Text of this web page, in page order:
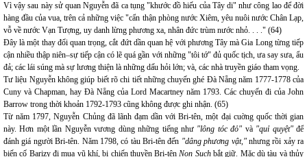
Vì vậy sau này sử quan Nguyễn đã ca tụng "khước đồ hiếu của Tây di" như công lao để đời
hàng đầu của vua, trên cả những việc "cẩn thận phòng nước Xiêm, yêu nuôi nước Chân Lạp,
vỗ về nước Vạn Tượng, uy danh lừng phương xa, nhân đức trùm nước nhỏ. . . ." (64)
Đây là một thay đổi quan trọng, cắt đứt dần quan hệ với phương Tây mà Gia Long từng tiếp
cận nhiều thập niên–sự tiếp cận có lẽ quá gần với những "tôi tớ" đủ quốc tịch, ưa say sưa, ẩu
đả; các lái súng mà sự lương thiện là những dấu hỏi lớn; và, các nhà truyền giáo tham vọng.
Tư liệu Nguyễn không giúp biết rõ chi tiết những chuyến ghé Đà Nẵng năm 1777-1778 của
Cuny và Chapman, hay Đà Nẵng của Lord Macartney năm 1793. Các chuyến đi của John
Barrow trong thời khoản 1792-1793 cũng không được ghi nhận. (65)
Từ năm 1797, Nguyễn Chủng đã lãnh đạm dần với Bri-tên, một đại cuờng quốc thời gian
này. Hơn một lần Nguyễn vương dùng những tiếng như "lông tóc đỏ" và "quỉ quyệt"để
đánh giá người Bri-tên. Năm 1798, có tàu Bri-tên đến "dâng phương vật,"nhưng rồi xảy ra
biến cố Barizy đi mua vũ khí, bị chiến thuyền Bri-tênNon Suchbắt giữ. Mặc dù tàu và thủy